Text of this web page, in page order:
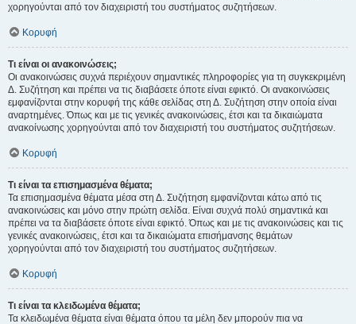
χορηγούνται από τον διαχειριστή του συστήματος συζητήσεων.
Κορυφή
Τι είναι οι ανακοινώσεις;
Οι ανακοινώσεις συχνά περιέχουν σημαντικές πληροφορίες για τη συγκεκριμένη
Δ. Συζήτηση και πρέπει να τις διαβάσετε όποτε είναι εφικτό. Οι ανακοινώσεις
εμφανίζονται στην κορυφή της κάθε σελίδας στη Δ. Συζήτηση στην οποία είναι
αναρτημένες. Όπως και με τις γενικές ανακοινώσεις, έτσι και τα δικαιώματα
ανακοίνωσης χορηγούνται από τον διαχειριστή του συστήματος συζητήσεων.
Κορυφή
Τι είναι τα επισημασμένα θέματα;
Τα επισημασμένα θέματα μέσα στη Δ. Συζήτηση εμφανίζονται κάτω από τις
ανακοινώσεις και μόνο στην πρώτη σελίδα. Είναι συχνά πολύ σημαντικά και
πρέπει να τα διαβάσετε όποτε είναι εφικτό. Όπως και με τις ανακοινώσεις και τις
γενικές ανακοινώσεις, έτσι και τα δικαιώματα επισήμανσης θεμάτων
χορηγούνται από τον διαχειριστή του συστήματος συζητήσεων.
Κορυφή
Τι είναι τα κλειδωμένα θέματα;
Τα κλειδωμένα θέματα είναι θέματα όπου τα μέλη δεν μπορούν πια να